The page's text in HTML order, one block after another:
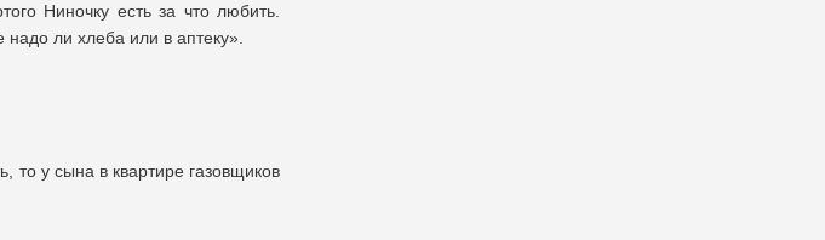
Ниночку есть за что любить.
ли хлеба или в аптеку».
то у сына в квартире газовщиков